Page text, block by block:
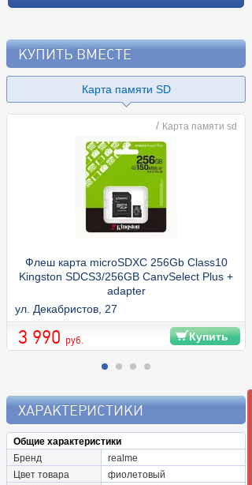
КУПИТЬ ВМЕСТЕ
Карта памяти SD
/ Карта памяти sd
Флеш карта microSDXC 256Gb Class10
Kingston SDCS3/256GB CanvSelect Plus +
adapter
ул. Декабристов, 27
3 990 руб. Купить
ХАРАКТЕРИСТИКИ
Общие характеристики
Бренд
realme
Цвет товара
фиолетовый